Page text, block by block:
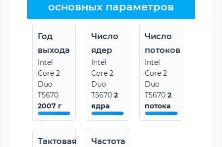
основных параметров
Год
выхода
Intel
Core 2
Duo
T5670
2007 г
Число
ядер
Intel
Core 2
Duo
T56702
ядра
Число
потоков
Intel
Core 2
Duo
T56702
потока
Тактовая
Частота